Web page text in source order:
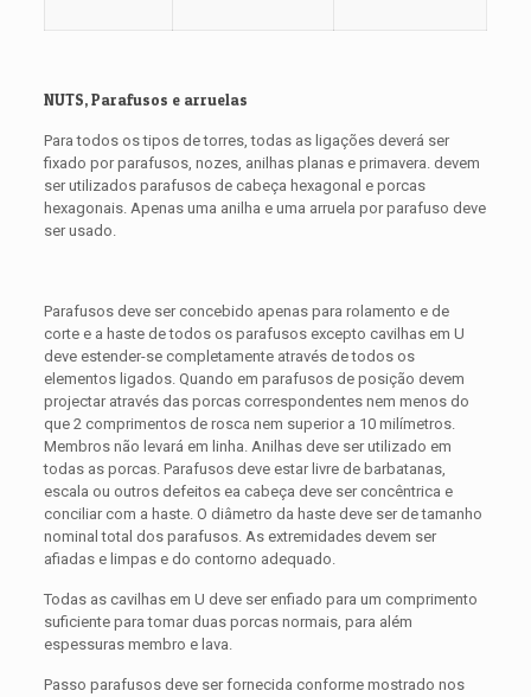
NUTS, Parafusos e arruelas
Para todos os tipos de torres, todas as ligações deverá ser
fixado por parafusos, nozes, anilhas planas e primavera. devem
ser utilizados parafusos de cabeça hexagonal e porcas
hexagonais. Apenas uma anilha e uma arruela por parafuso deve
ser usado.
Parafusos deve ser concebido apenas para rolamento e de
corte e a haste de todos os parafusos excepto cavilhas em U
deve estender-se completamente através de todos os
elementos ligados. Quando em parafusos de posição devem
projectar através das porcas correspondentes nem menos do
que 2 comprimentos de rosca nem superior a 10 milímetros.
Membros não levará em linha. Anilhas deve ser utilizado em
todas as porcas. Parafusos deve estar livre de barbatanas,
escala ou outros defeitos ea cabeça deve ser concêntrica e
conciliar com a haste. O diâmetro da haste deve ser de tamanho
nominal total dos parafusos. As extremidades devem ser
afiadas e limpas e do contorno adequado.
Todas as cavilhas em U deve ser enfiado para um comprimento
suficiente para tomar duas porcas normais, para além
espessuras membro e lava.
Passo parafusos deve ser fornecida conforme mostrado nos